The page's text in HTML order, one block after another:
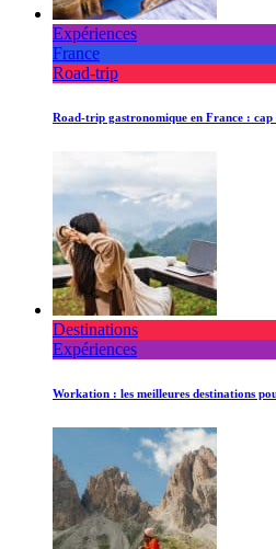
Expériences
France
Road-trip
Road-trip gastronomique en France : cap
Destinations
Expériences
Workation : les meilleures destinations